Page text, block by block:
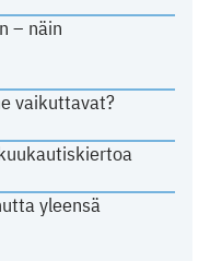
– näin
vaikuttavat?
yleensä